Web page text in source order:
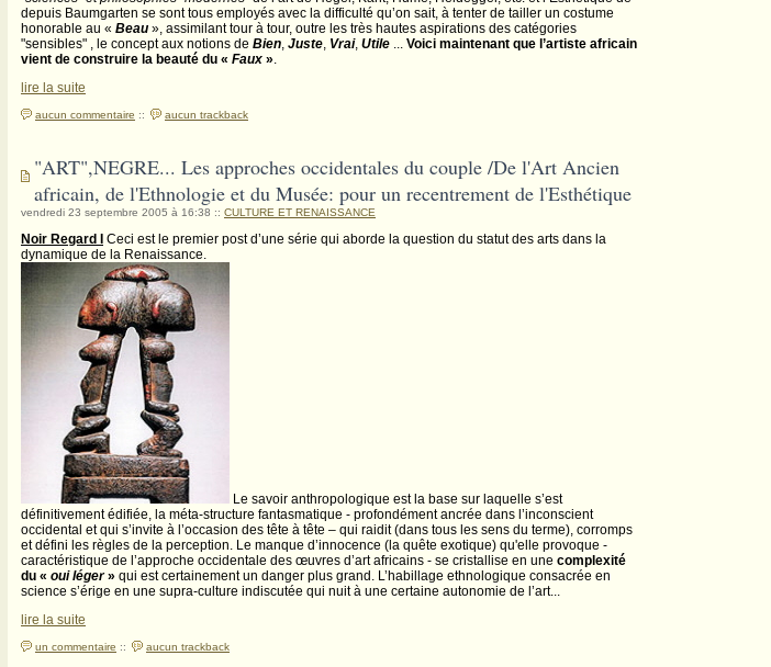
depuis Baumgarten se sont tous employés avec la difficulté qu’on sait, à tenter de tailler un costume
honorable au « Beau », assimilant tour à tour, outre les très hautes aspirations des catégories
"sensibles" , le concept aux notions de Bien Juste Vrai, Utile
Voici maintenant que l’artiste africain
vient de construire la beauté du « Faux »
lire la suite
aucun commentaire :: aucun trackback
"ART",NEGRE... Les approches occidentales du couple /De l'Art Ancien
africain, de l'Ethnologie et du Musée: pour un recentrement de l'Esthétique
vendredi 23 septembre 2005 à 16:38 :: CULTURE ET RENAISSANCE
Noir Regard I Ceci est le premier post d’une série qui aborde la question du statut des arts dans la
dynamique de la Renaissance.
Le savoir anthropologique est la base sur laquelle s’est
définitivement édifiée, la méta-structure fantasmatique - profondément ancrée dans l’inconscient
occidental et qui s’invite à l’occasion des tête à tête – qui raidit (dans tous les sens du terme), corromps
et défini les règles de la perception. Le manque d’innocence (la quête exotique) qu'elle provoque -
caractéristique de l’approche occidentale des œuvres d’art africains - se cristallise en une complexité
du « oui léger» qui est certainement un danger plus grand. L’habillage ethnologique consacrée en
science s’érige en une supra-culture indiscutée qui nuit à une certaine autonomie de l’art...
lire la suite
un commentaire :: aucun trackback